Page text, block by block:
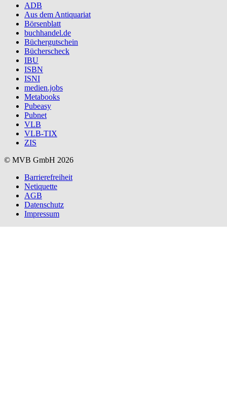
ADB
Aus dem Antiquariat
Börsenblatt
buchhandel.de
Büchergutschein
Bücherscheck
IBU
ISBN
ISNI
medien.jobs
Metabooks
Pubeasy
Pubnet
VLB
VLB-TIX
ZIS
© MVB GmbH 2026
Barrierefreiheit
Netiquette
AGB
Datenschutz
Impressum